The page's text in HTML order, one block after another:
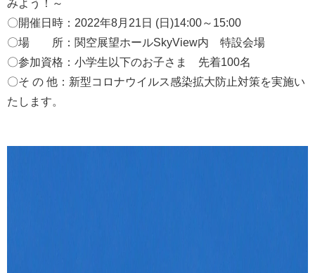
みよう！～
〇開催日時：2022年8月21日 (日)14:00～15:00
〇場 所：関空展望ホールSkyView内 特設会場
〇参加資格：小学生以下のお子さま 先着100名
〇そ の 他：新型コロナウイルス感染拡大防止対策を実施い
たします。